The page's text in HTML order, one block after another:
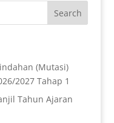
(Mutasi)
2027 Tahap 1
Tahun Ajaran